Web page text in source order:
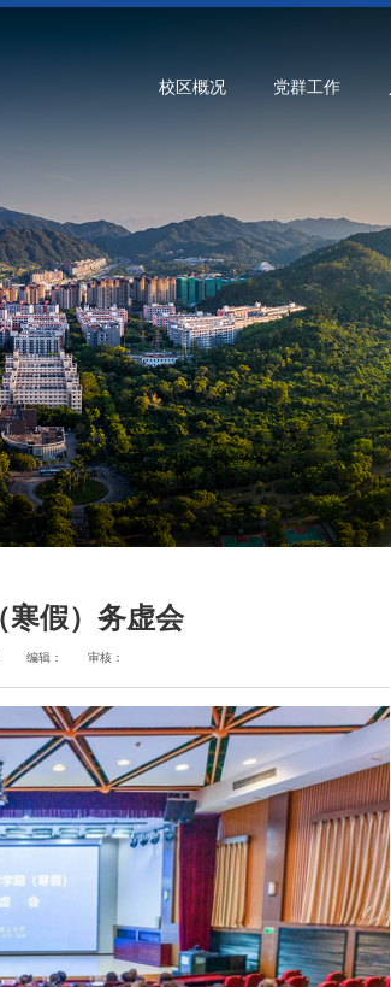
校区概况 党群工作
寒假）务虚会
编辑： 审核：